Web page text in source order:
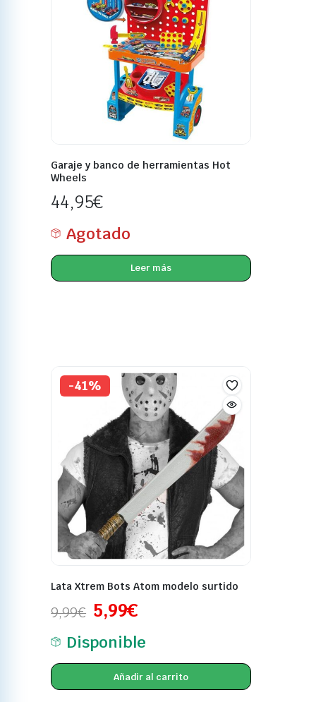
Garaje y banco de herramientas Hot
Wheels
44,95€
Agotado
Leer más
-41%
Lata Xtrem Bots Atom modelo surtido
9,99€ 5,99€
Disponible
Añadir al carrito